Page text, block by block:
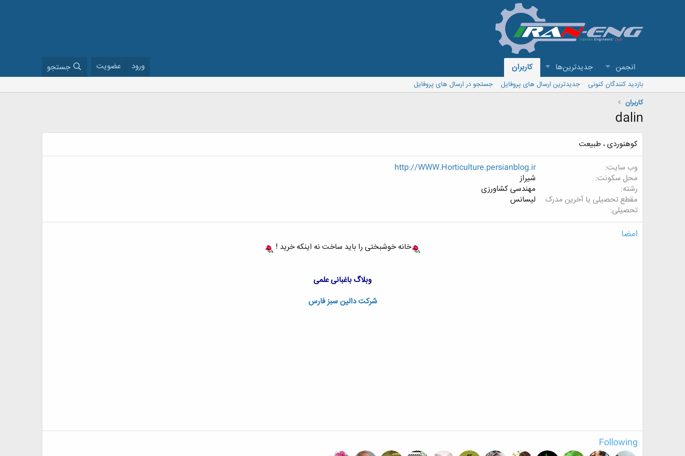
انجمن جدیدترین‌ها کاربران ورود عضویت جستجو
بازدید کنندگان کنونی جدیدترین ارسال های پروفایل
جستجو در ارسال های پروفایل
کاربران
dalin
کوهنوردی ، طبیعت
وب سایت
http://WWW.Horticulture.persianblog.ir
محل سکونت
شیراز
رشته
مهندسی کشاورزی
مقطع تحصیلی یا آخرین مدرک
تحصیلی
لیسانس
امضا
خانه خوشبختی را باید ساخت نه اینکه خرید !
وبلاگ باغبانی علمی
شرکت دالین سبز فارس
Following